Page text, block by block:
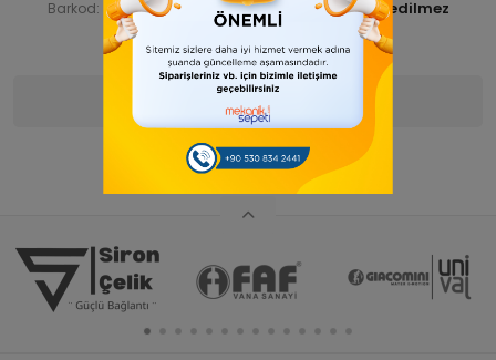
Barkod: SIRFLSP1600042 İade Bilgisi: